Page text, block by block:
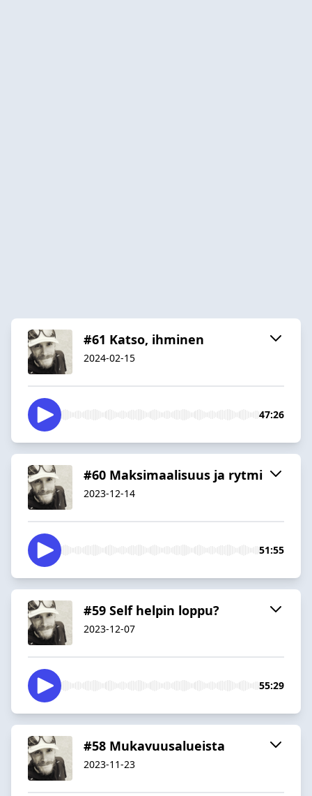
#61 Katso, ihminen
2024-02-15
47:26
#60 Maksimaalisuus ja rytmi
2023-12-14
51:55
#59 Self helpin loppu?
2023-12-07
55:29
#58 Mukavuusalueista
2023-11-23